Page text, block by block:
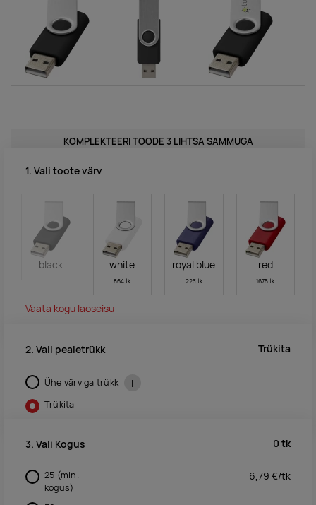
KOMPLEKTEERI TOODE 3 LIHTSA SAMMUGA
1. Vali toote värv
black white
864 tk
royal blue
223 tk
red
1675 tk
Vaata kogu laoseisu
2. Vali pealetrükk Trükita
Ühe värviga trükk i
Trükita
3. Vali Kogus 0 tk
25 (min.
kogus)
6,79 €/tk